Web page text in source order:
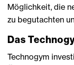
Möglichkeit, die
zu begutachten
Das
Technogym